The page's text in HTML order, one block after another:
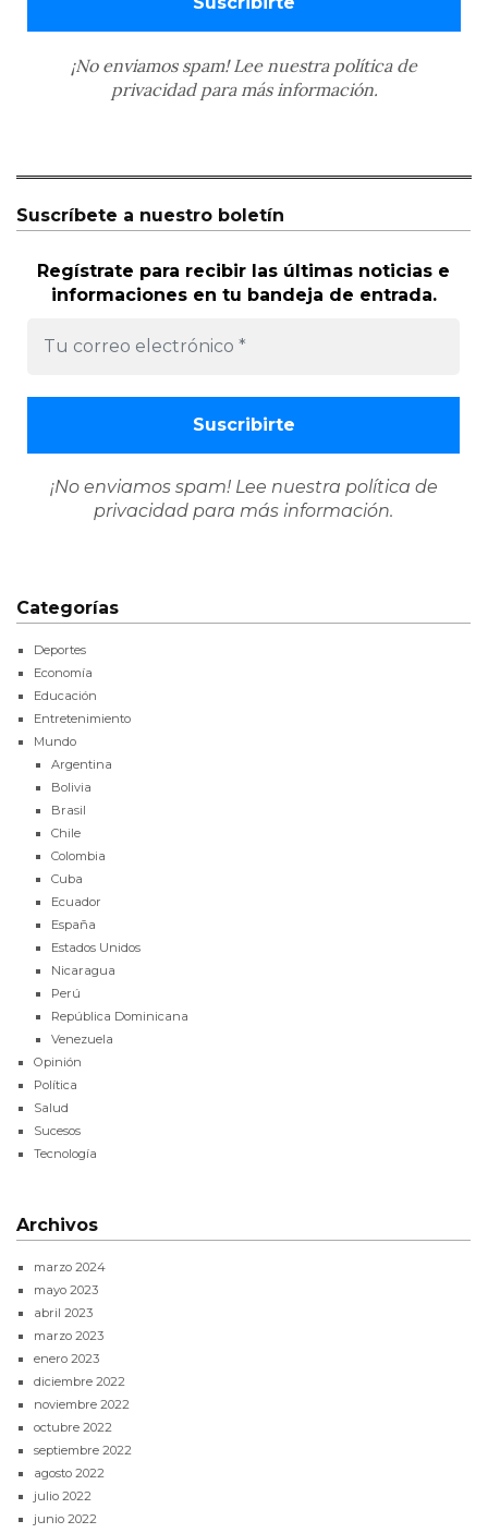
¡No enviamos spam! Lee nuestra política de
privacidadpara más información.
Suscríbete a nuestro boletín
Regístrate para recibir las últimas noticias e
informaciones en tu bandeja de entrada.
¡No enviamos spam! Lee nuestra política de
privacidad para más información.
Categorías
Deportes
Economía
Educación
Entretenimiento
Mundo
Argentina
Bolivia
Brasil
Chile
Colombia
Cuba
Ecuador
España
Estados Unidos
Nicaragua
Perú
República Dominicana
Venezuela
Opinión
Política
Salud
Sucesos
Tecnología
Archivos
marzo 2024
mayo 2023
abril 2023
marzo 2023
enero 2023
diciembre 2022
noviembre 2022
octubre 2022
septiembre 2022
agosto 2022
julio 2022
junio 2022